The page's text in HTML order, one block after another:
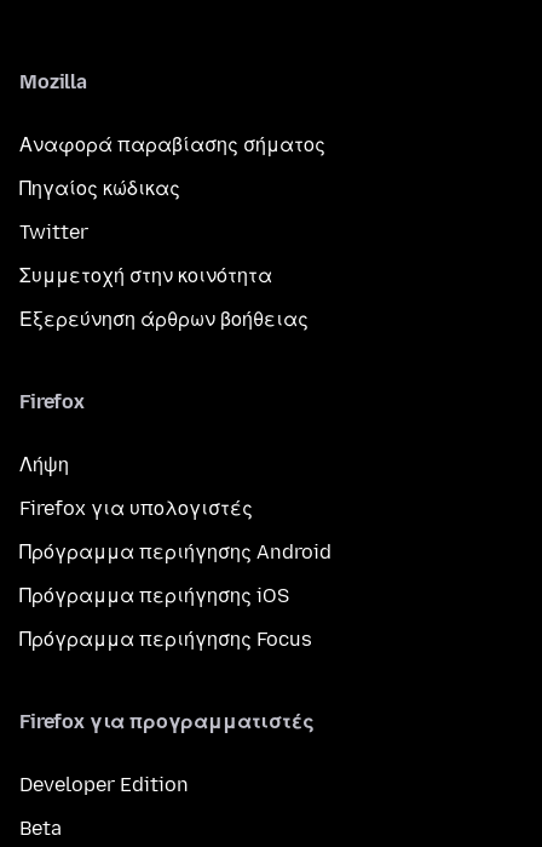
Mozilla
Αναφορά παραβίασης σήματος
Πηγαίος κώδικας
Twitter
Συμμετοχή στην κοινότητα
Εξερεύνηση άρθρων βοήθειας
Firefox
Λήψη
Firefox για υπολογιστές
Πρόγραμμα περιήγησης Android
Πρόγραμμα περιήγησης iOS
Πρόγραμμα περιήγησης Focus
Firefox για προγραμματιστές
Developer Edition
Beta